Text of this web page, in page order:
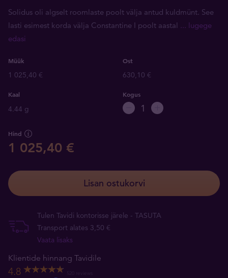
Solidus oli algselt roomlaste poolt välja antud kuldmünt. See
lasti esimest korda välja Constantine I poolt aastal ... lugege
edasi
Müük Ost
1 025,40 € 630,10 €
Kaal
4.44 g
Kogus
Hind
1 025,40 €
Lisan ostukorvi
Tulen Tavidi kontorisse järele - TASUTA
Transport alates 3,50 €
Vaata lisaks
Klientide hinnang Tavidile
4.8